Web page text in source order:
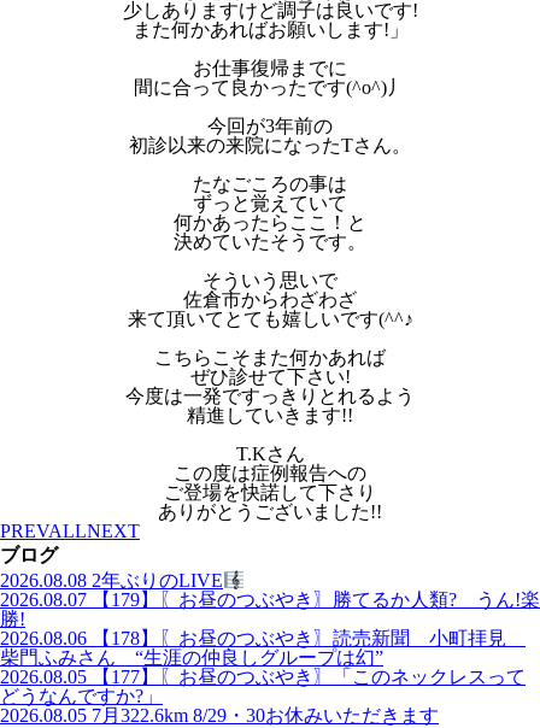
少しありますけど調子は良いです!
また何かあればお願いします!」
お仕事復帰までに
間に合って良かったです(^o^)丿
今回が3年前の
初診以来の来院になったTさん。
たなごころの事は
ずっと覚えていて
何かあったらここ！と
決めていたそうです。
そういう思いで
佐倉市からわざわざ
来て頂いてとても嬉しいです(^^♪
こちらこそまた何かあれば
ぜひ診せて下さい!
今度は一発ですっきりとれるよう
精進していきます!!
T.Kさん
この度は症例報告への
ご登場を快諾して下さり
ありがとうございました!!
PREVALLNEXT
ブログ
2026.08.08 2年ぶりのLIVE
2026.08.07
【179】〖お昼のつぶやき〗勝てるか人類? うん!楽
勝!
2026.08.06
【178】〖お昼のつぶやき〗読売新聞 小町拝見
柴門ふみさん “生涯の仲良しグループは幻”
2026.08.05
【177】〖お昼のつぶやき〗「このネックレスって
どうなんですか?」
2026.08.05 7月322.6km 8/29・30お休みいただきます